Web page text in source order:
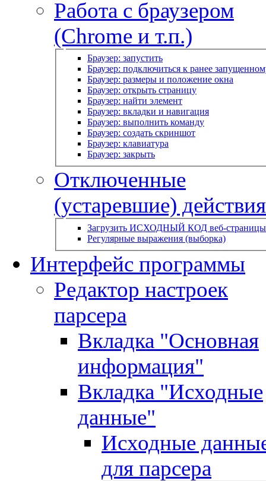
Работа с браузером
(Chrome и т.п.)
Браузер: запустить
Браузер: подключиться к ранее
Браузер: размеры и положение окна
Браузер: открыть страницу
Браузер: найти элемент
Браузер: вкладки и навигация
Браузер: выполнить команду
Браузер: создать скриншот
Браузер: клавиатура
Браузер: закрыть
Отключенные
(устаревшие) действия
Загрузить ИСХОДНЫЙ КОД веб-страницы
Регулярные выражения (выборка)
Интерфейс программы
Редактор настроек
парсера
Вкладка "Основная
информация"
Вкладка "Исходные
данные"
Исходные
для парсера